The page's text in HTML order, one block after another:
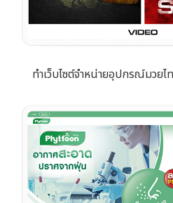
ทำเว็บไซต์จำหน่ายอุปกรณ์มว